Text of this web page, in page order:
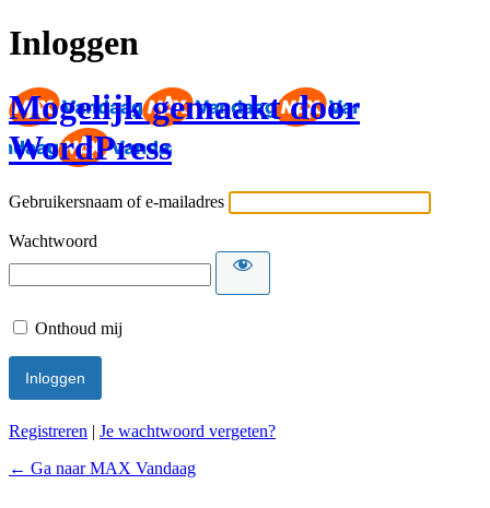
Inloggen
Mogelijk gemaakt door
WordPress
Gebruikersnaam of e-mailadres
Wachtwoord
Onthoud mij
Registreren | Je wachtwoord vergeten?
← Ga naar MAX Vandaag